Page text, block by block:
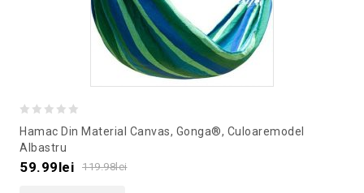
out
of
Hamac Din Material Canvas, Gonga®, Culoaremodel
Albastru
119.98lei
59.99lei